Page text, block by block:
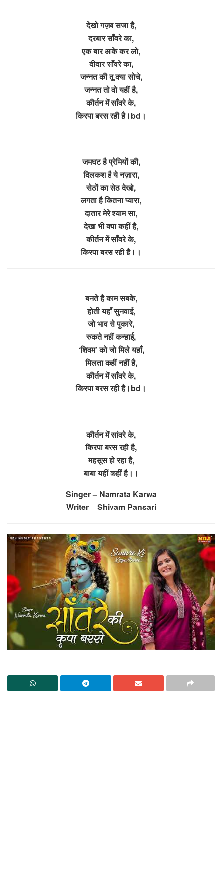
देखो गज़ब सजा है,
दरबार साँवरे का,
एक बार आके कर लो,
दीदार साँवरे का,
जन्नत की तू क्या सोचे,
जन्नत तो वो यहीं है,
कीर्तन में साँवरे के,
किरपा बरस रही है।bd।
जमघट है प्रेमियों की,
दिलकश है ये नज़ारा,
सेठों का सेठ देखो,
लगता है कितना प्यारा,
दातार मेरे श्याम सा,
देखा भी क्या कहीं है,
कीर्तन में साँवरे के,
किरपा बरस रही है।।
बनते है काम सबके,
होती यहाँ सुनवाई,
जो भाव से पुकारे,
रुकते नहीं कन्हाई,
‘शिवम’ को जो मिले यहाँ,
मिलता कहीं नहीं है,
कीर्तन में साँवरे के,
किरपा बरस रही है।bd।
कीर्तन में सांवरे के,
किरपा बरस रही है,
महसूस हो रहा है,
बाबा यहीं कहीं है।।
Singer – Namrata Karwa
Writer – Shivam Pansari